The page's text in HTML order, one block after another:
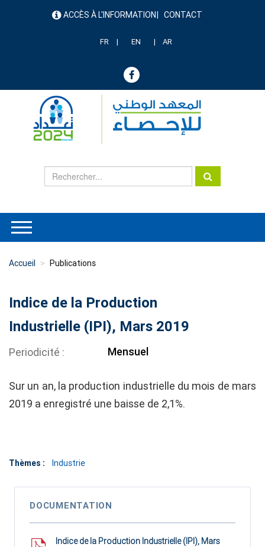
menu ACCÈS À L'INFORMATION CONTACT
FR EN AR
Accueil Publications
Indice de la Production
Industrielle (IPI), Mars 2019
Periodicité Mensuel
Sur un an, la production industrielle du mois de mars
2019 a enregistré une baisse de 2,1%.
Thèmes : Industrie
DOCUMENTATION
Indice de la Production Industrielle (IPI), Mars